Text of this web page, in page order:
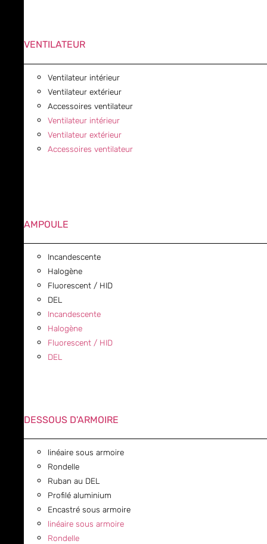
VENTILATEUR
Ventilateur intérieur
Ventilateur extérieur
Accessoires ventilateur
Ventilateur intérieur
Ventilateur extérieur
Accessoires ventilateur
AMPOULE
Incandescente
Halogène
Fluorescent / HID
DEL
Incandescente
Halogène
Fluorescent / HID
DEL
DESSOUS D'ARMOIRE
linéaire sous armoire
Rondelle
Ruban au DEL
Profilé aluminium
Encastré sous armoire
linéaire sous armoire
Rondelle